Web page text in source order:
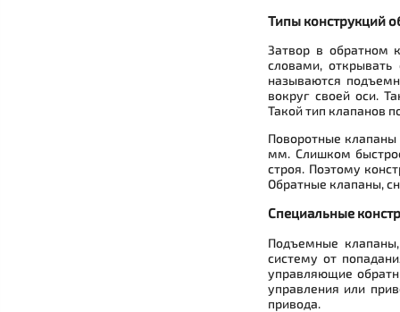
Типы конструкций
Затвор в обратном
словами, открывать
называются
вокруг своей оси.
Такой тип клапанов
Поворотные
мм. Слишком
строя. Поэтому
Обратные клапаны,
Специальные
Подъемные
систему от
управляющие
управления или
привода.